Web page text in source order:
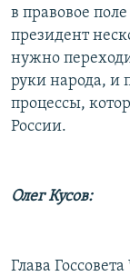
в правовое
президент
нужно
руки народа, и
процессы,
России.
Олег Кусов:
Глава